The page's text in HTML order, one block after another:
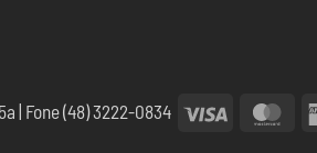
| Fone (48) 3222-0834 Visa